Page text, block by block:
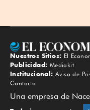
Nuestros Sitios: El
Publicidad: Mediakit
Institucional: Aviso de
Contacto
Una empresa de